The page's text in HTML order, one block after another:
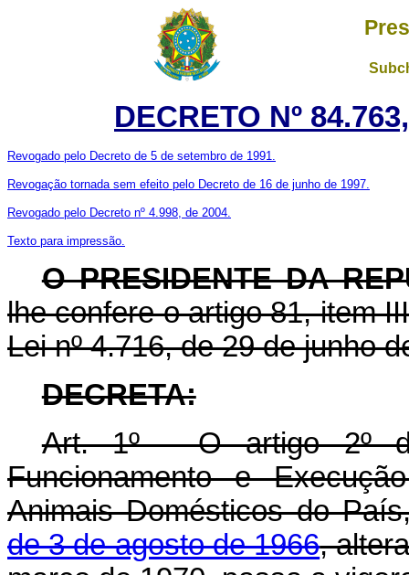
DECRETO Nº
Revogado pelo Decreto de 5 de setembro de 1991.
Revogação tornada sem efeito pelo Decreto de 16 de junho de 1997.
Revogado pelo Decreto nº 4.998, de 2004.
Texto para impressão.
O PRESIDENTE DA
lhe confere o artigo 81, item
Lei nº 4.716, de 29 de junho
DECRETA:
Art. 1º - O artigo 2º
Funcionamento e
Animais Domésticos do
de 3 de agosto de 1966,